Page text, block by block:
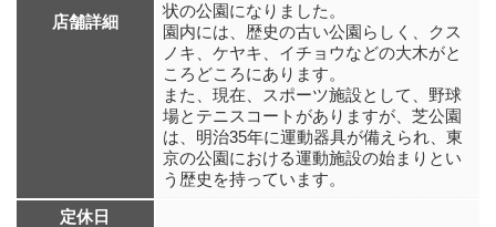
店舗詳細
状の公園になりました。
園内には、歴史の古い公園らしく、クス
ノキ、ケヤキ、イチョウなどの大木がと
ころどころにあります。
また、現在、スポーツ施設として、野球
場とテニスコートがありますが、芝公園
は、明治35年に運動器具が備えられ、東
京の公園における運動施設の始まりとい
う歴史を持っています。
定休日